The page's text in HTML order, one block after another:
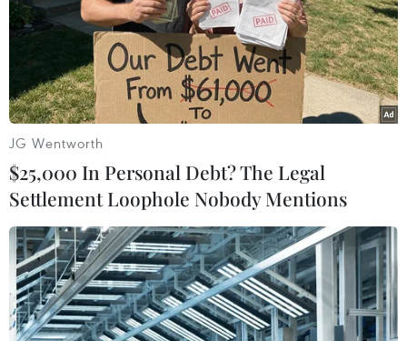
JG Wentworth
$25,000 In Personal Debt? The Legal
Settlement Loophole Nobody Mentions